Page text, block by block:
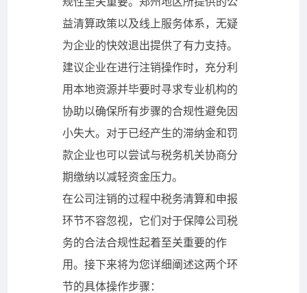
益清算政策以及线上服务体系，无疑
为企业的快效退出提供了有力支持。
建议企业在进行注销操作时，充分利
用本地资源并毕要时寻求专业机构的
协助以确保所有步骤的合规性避免因
小失大。对于已经产生的滞纳金和罚
款企业也可以尝试与税务机关协商分
期缴纳以减轻资金压力。
在公司注销的过程中税务清算和申报
环节不容忽视，它们对于保障公司税
务的合法合规性起着至关重要的作
用。接下来将为您详细阐述这两个环
节的具体操作步骤：